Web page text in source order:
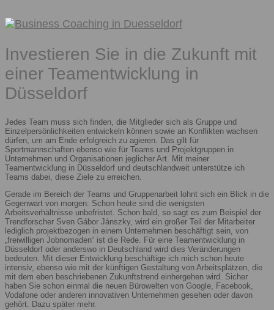
Investieren Sie in die Zukunft mit
einer Teamentwicklung in
Düsseldorf
Jedes Team muss sich finden, die Mitglieder sich als Gruppe und
Einzelpersönlichkeiten entwickeln können sowie an Konflikten wachsen
dürfen, um am Ende erfolgreich zu agieren. Das gilt für
Sportmannschaften ebenso wie für Teams und Projektgruppen in
Unternehmen und Organisationen jeglicher Art. Mit meiner
Teamentwicklung in Düsseldorf und deutschlandweit unterstütze ich
Teams dabei, diese Ziele zu erreichen.
Gerade im Bereich der Teams und Gruppenarbeit lohnt sich ein Blick in die
Gegenwart von morgen: Schon heute sind die wenigsten
Arbeitsverhältnisse unbefristet. Schon bald, so sagt es zum Beispiel der
Trendforscher Sven Gábor Jánszky, wird ein großer Teil der Mitarbeiter
lediglich projektbezogen in einem Unternehmen beschäftigt sein, von
„freiwilligen Jobnomaden“ ist die Rede. Für eine Teamentwicklung in
Düsseldorf oder anderswo in Deutschland wird dies Veränderungen
bedeuten. Mit dieser Entwicklung beschäftige ich mich schon heute
intensiv, ebenso wie mit der künftigen Gestaltung von Arbeitsplätzen, die
mit dem eben beschriebenen Zukunftstrend einhergehen wird. Sicher
haben Sie schon einmal die neuen Bürowelten von Google, Facebook,
Vodafone oder anderen innovativen Unternehmen gesehen oder davon
gehört. Dazu später mehr.